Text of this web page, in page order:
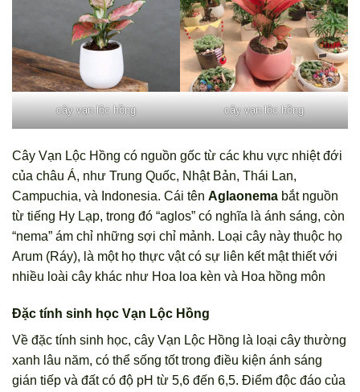
cây vạn lộc hồng cây vạn lộc hồng
Cây Vạn Lộc Hồng có nguồn gốc từ các khu vực nhiệt đới
của châu Á, như Trung Quốc, Nhật Bản, Thái Lan,
Campuchia, và Indonesia. Cái tên Aglaonema bắt nguồn
từ tiếng Hy Lạp, trong đó “aglos” có nghĩa là ánh sáng, còn
“nema” ám chỉ những sợi chỉ mảnh. Loại cây này thuộc họ
Arum (Ráy), là một họ thực vật có sự liên kết mật thiết với
nhiều loài cây khác như Hoa loa kèn và Hoa hồng môn
Đặc tính sinh học Vạn Lộc Hồng
Về đặc tính sinh học, cây Vạn Lộc Hồng là loại cây thường
xanh lâu năm, có thể sống tốt trong điều kiện ánh sáng
gián tiếp và đất có độ pH từ 5,6 đến 6,5. Điểm độc đáo của